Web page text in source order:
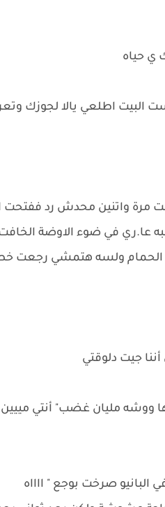
ي حياه
البيت اطلعي يالا لجوزك
مرة واتنين محدش رد
في ضوء الاوضة
ولسه هتمشي رجعت
جيت دلوقتي
مليان غضب" أنتي مييين
البانيو صرخت بوجع " ااااه